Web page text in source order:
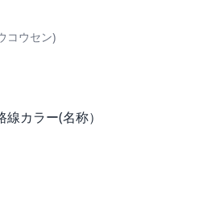
コウセン)
カラー(名称）